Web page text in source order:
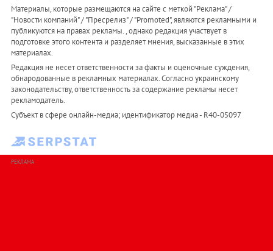
Материалы, которые размещаются на сайте с меткой "Реклама" /
"Новости компаний" / "Пресрелиз" / "Promoted", являются рекламными и
публикуются на правах рекламы. , однако редакция участвует в
подготовке этого контента и разделяет мнения, высказанные в этих
материалах.
Редакция не несет ответственности за факты и оценочные суждения,
обнародованные в рекламных материалах. Согласно украинскому
законодательству, ответственность за содержание рекламы несет
рекламодатель.
Субъект в сфере онлайн-медиа; идентификатор медиа - R40-05097
РЕКЛАМА